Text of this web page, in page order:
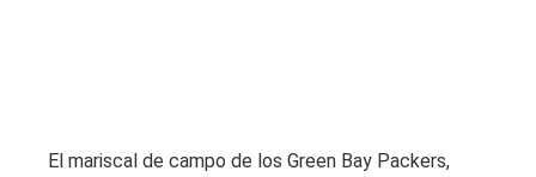
El mariscal de campo de los Green Bay Packers,